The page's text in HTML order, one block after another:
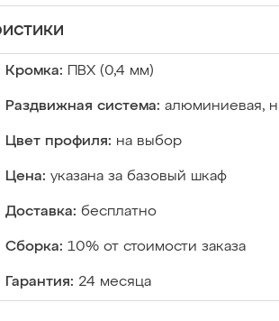
Кромка: ПВХ (0,4 мм)
Раздвижная система: алюминиевая,
Цвет профиля: на выбор
Цена: указана за базовый шкаф
Доставка: бесплатно
Сборка: 10% от стоимости заказа
Гарантия: 24 месяца